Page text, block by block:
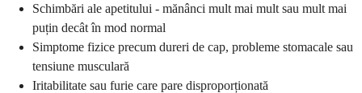
Schimbări ale apetitului - mănânci mult mai mult sau mult mai
puțin decât în mod normal
Simptome fizice precum dureri de cap, probleme stomacale sau
tensiune musculară
Iritabilitate sau furie care pare disproporționată